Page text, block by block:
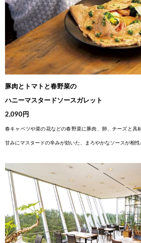
豚肉とトマトと春野菜の
ハニーマスタードソースガレット
2,090円
春キャベツや菜の花などの春野菜に豚肉、卵、チーズと 具
甘みにマスタードの辛みが効いた、まろやかなソースが相性